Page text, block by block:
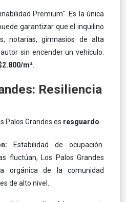
Premium". Es la única
garantizar que el inquilino
notarías, gimnasios de alta
sin encender un vehículo.
m²
Resiliencia
Palos Grandes es resguardo
Estabilidad de ocupación.
fluctúan, Los Palos Grandes
orgánica de la comunidad
de alto nivel.